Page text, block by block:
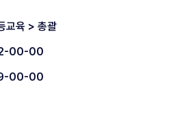
교육 > 총괄
00-00
00-00